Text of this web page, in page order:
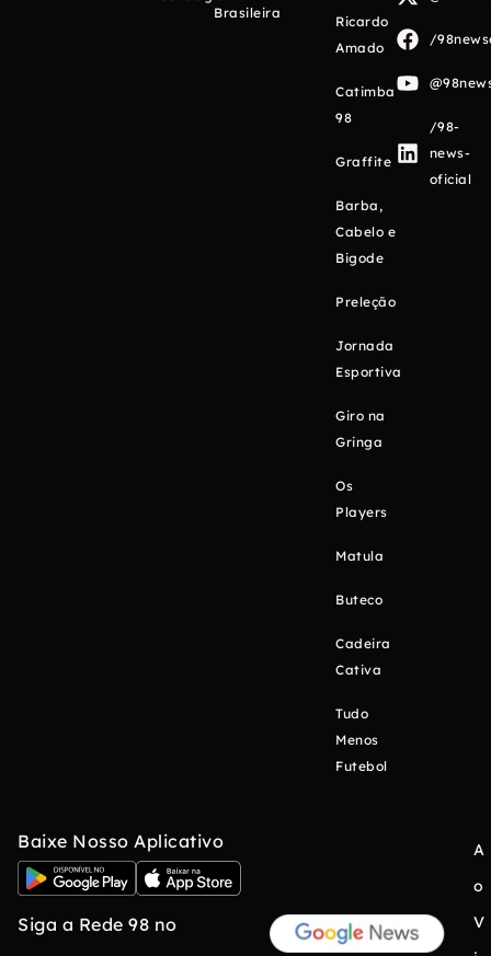
Brasileira
Ricardo
Amado
Catimba
98
Graffite
Barba,
Cabelo e
Bigode
Preleção
Jornada
Esportiva
Giro na
Gringa
Os
Players
Matula
Buteco
Cadeira
Cativa
Tudo
Menos
Futebol
/
/98-
news-
oficial
Baixe Nosso Aplicativo
Siga a Rede 98 no
A
o
V